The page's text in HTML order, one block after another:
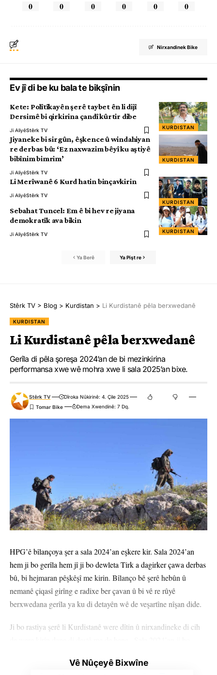
0 0 0 0 0 0
Nirxandinek Bike
Ev jî di be ku bala te bikşînin
KURDISTAN
Kete: Polîtîkayên şerê taybet ên li dijî
Dersimê bi qirkirina çandî kûrtir dibe
Ji AliyêStêrk TV
KURDISTAN
Jiyaneke bi sirgûn, êşkence û windahiyan
re derbas bû: ‘Ez naxwazim bêyî ku aştiyê
bibînim bimrim’
Ji AliyêStêrk TV
KURDISTAN
Li Merîwanê 6 Kurd hatin binçavkirin
Ji AliyêStêrk TV
KURDISTAN
Sebahat Tuncel: Em ê bi hev re jiyana
demokratîk ava bikin
Ji AliyêStêrk TV
Ya Berê Ya Pişt re
Stêrk TV > Blog > Kurdistan > Li Kurdistanê pêla berxwedanê
KURDISTAN
Li Kurdistanê pêla berxwedanê
Gerîla di pêla şoreşa 2024’an de bi mezinkirina
performansa xwe wê mohra xwe li sala 2025’an bixe.
Stêrk TV
Dîroka Nûkirinê: 4. Çile 2025
Dema Xwendinê: 7 Dq.
HPG’ê bîlançoya şer a sala 2024’an eşkere kir. Sala 2024’an
hem ji bo gerîla hem jî ji bo dewleta Tirk a dagirker çawa derbas
bû, bi hejmaran pêşkêşî me kirin. Bîlanço bê şerê hebûn û
nemanê çiqasî girîng e radixe ber çavan û bi vê re rûyê
berxwedana gerîla ya ku di detayên wê de veşartîne nîşan dide.
Ji bo rastiya şerê li Kurdistanê were dîtin û nirxandineke di cih
dagirkeran matmayî hişt û hem jî tirsand. Dagriker bi qasî ditirse
Vê Nûçeyê Bixwîne